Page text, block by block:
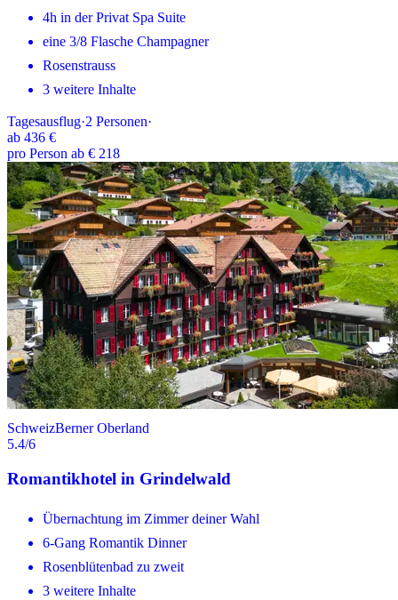
4h in der Privat Spa Suite
eine 3/8 Flasche Champagner
Rosenstrauss
3 weitere Inhalte
Tagesausflug·2 Personen·
ab 436 €
pro Person ab € 218
SchweizBerner Oberland
5.4/6
Romantikhotel in Grindelwald
Übernachtung im Zimmer deiner Wahl
6-Gang Romantik Dinner
Rosenblütenbad zu zweit
3 weitere Inhalte